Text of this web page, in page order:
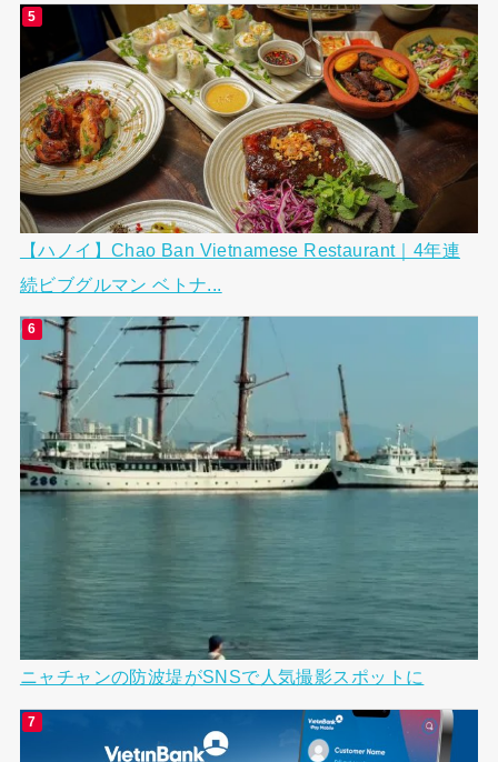
【ハノイ】Chao Ban Vietnamese Restaurant｜4年連
続ビブグルマン ベトナ...
ニャチャンの防波堤がSNSで人気撮影スポットに